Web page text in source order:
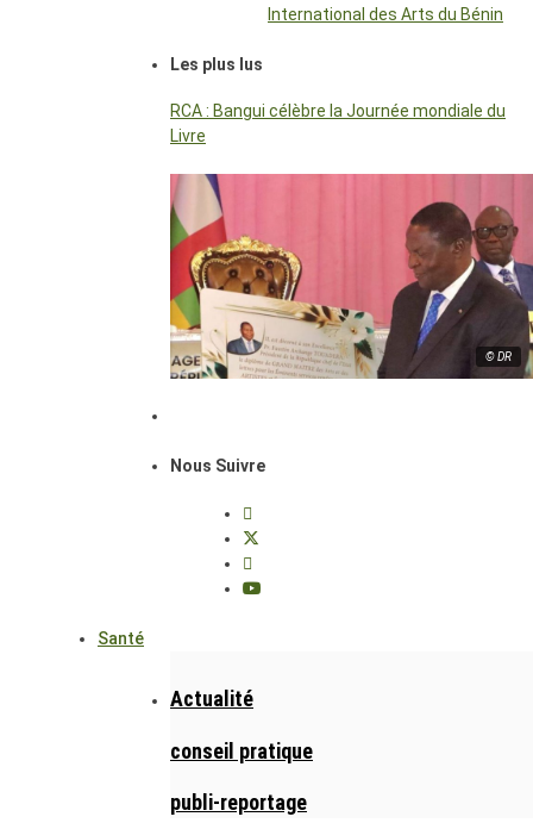
International des Arts du Bénin
Les plus lus
RCA : Bangui célèbre la Journée mondiale du
Livre
© DR
Nous Suivre
Santé
Actualité
conseil pratique
publi-reportage